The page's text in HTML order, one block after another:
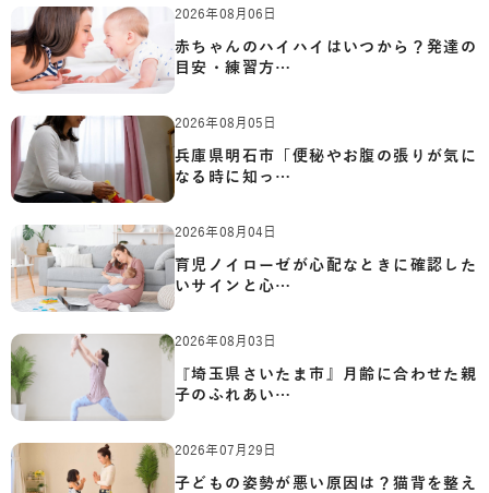
2026年08月06日
赤ちゃんのハイハイはいつから？発達の
目安・練習方…
2026年08月05日
兵庫県明石市「便秘やお腹の張りが気に
なる時に知っ…
2026年08月04日
育児ノイローゼが心配なときに確認した
いサインと心…
2026年08月03日
『埼玉県さいたま市』月齢に合わせた親
子のふれあい…
2026年07月29日
子どもの姿勢が悪い原因は？猫背を整え